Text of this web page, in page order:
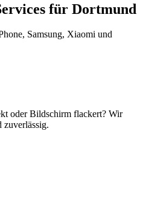
für Dortmund
Samsung, Xiaomi und
oder Bildschirm flackert? Wir
zuverlässig.